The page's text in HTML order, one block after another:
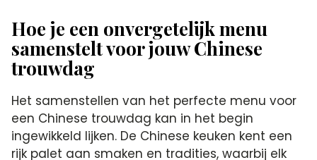
Hoe je een onvergetelijk menu
samenstelt voor jouw Chinese
trouwdag
Het samenstellen van het perfecte menu voor
een Chinese trouwdag kan in het begin
ingewikkeld lijken. De Chinese keuken kent een
rijk palet aan smaken en tradities, waarbij elk